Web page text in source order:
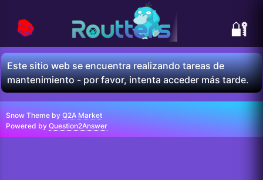
🔐
📚
Este sitio web se encuentra realizando tareas de
mantenimiento - por favor, intenta acceder más tarde.
Snow Theme by Q2A Market
Powered by Question2Answer